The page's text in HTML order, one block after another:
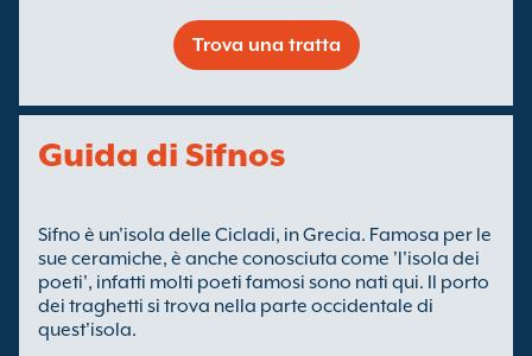
Trova una tratta
Guida di Sifnos
Sifno è un'isola delle Cicladi, in Grecia. Famosa per le
sue ceramiche, è anche conosciuta come 'l'isola dei
poeti', infatti molti poeti famosi sono nati qui. Il porto
dei traghetti si trova nella parte occidentale di
quest'isola.